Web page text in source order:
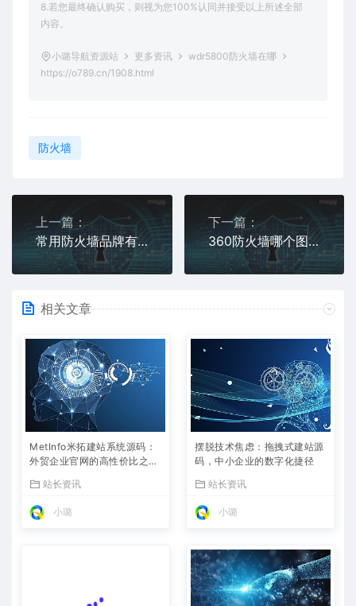
8.若您最终确认购买，则视为您100%认同并接受以上所述全部
内容。
小璐导航资源站 更多资讯
wdr5800防火墙在哪
https://o789.cn/1908.html
防火墙
上一篇：
常用防火墙品牌有哪些
下一篇：
360防火墙哪个图标是
相关文章
MetInfo米拓建站系统源码：
外贸企业官网的高性价比之
站长资讯
小璐
摆脱技术焦虑：拖拽式建站源
码，中小企业的数字化捷径
站长资讯
小璐